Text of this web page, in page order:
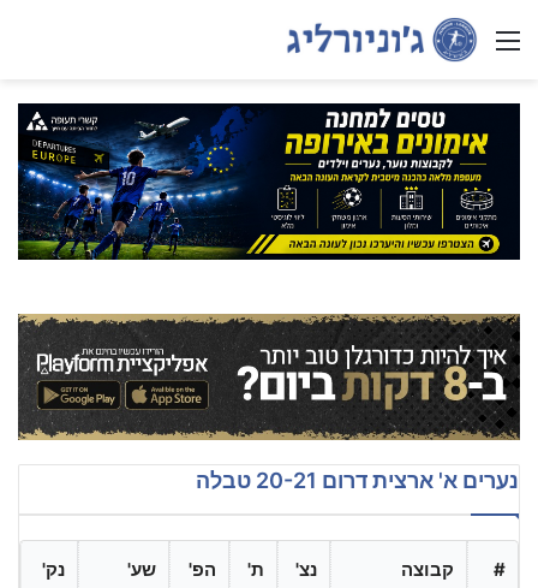
Menu
נערים א' ארצית דרום 20-21 טבלה
# קבוצה נצ' ת' הפ' שע' נק'